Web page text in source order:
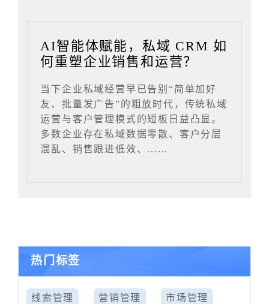
AI智能体赋能，私域 CRM 如
何重塑企业销售和运营？
当下企业私域经营早已告别“简单加好
友、批量发广告”的粗放时代，传统私域
运营与客户管理模式的短板日益凸显。
多数企业存在私域数据零散、客户分层
混乱、销售跟进低效、......
热门标签
线索管理 营销管理 市场管理